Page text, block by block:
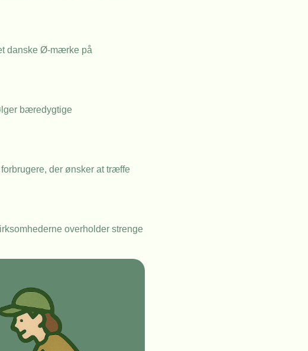
danske Ø-mærke på
bæredygtige
der ønsker at træffe
overholder strenge